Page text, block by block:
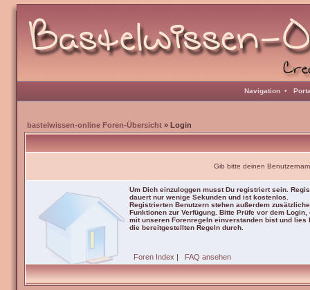
Navigation •
bastelwissen-online Foren-Übersicht » Login
Gib bitte deinen
Um Dich einzuloggen musst Du registriert sein.
dauert nur wenige Sekunden und ist kostenlos.
Registrierten Benutzern stehen außerdem zusätzliche
Funktionen zur Verfügung. Bitte Prüfe vor dem Login,
mit unseren Forenregeln einverstanden bist und lies
die bereitgestellten Regeln durch.
Foren Index | FAQ ansehen